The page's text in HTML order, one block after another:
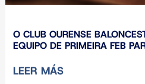
O CLUB OURENSE
EQUIPO DE PRIMEIRA FEB
LEER MÁS